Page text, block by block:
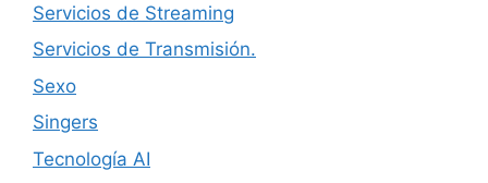
Servicios de Streaming
Servicios de Transmisión.
Sexo
Singers
Tecnología AI